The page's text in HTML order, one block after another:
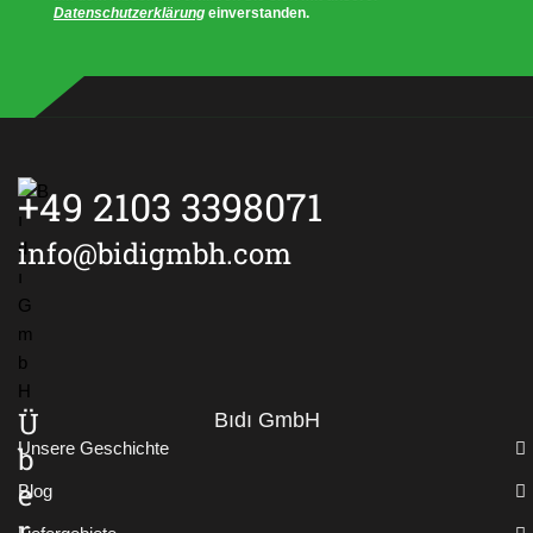
Datenschutzerklärung einverstanden.
+49 2103 3398071
info@bidigmbh.com
Ü
b
e
Bıdı GmbH
Unsere Geschichte
Blog